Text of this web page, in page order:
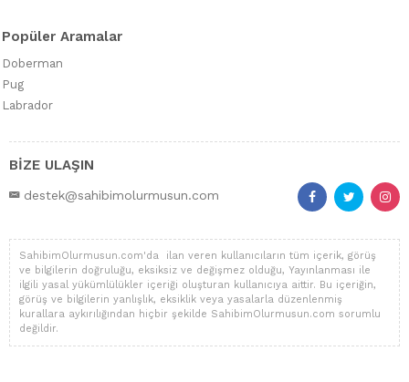
Popüler Aramalar
Doberman
Pug
Labrador
BİZE ULAŞIN
destek@sahibimolurmusun.com
SahibimOlurmusun.com'da ilan veren kullanıcıların tüm içerik, görüş
ve bilgilerin doğruluğu, eksiksiz ve değişmez olduğu, Yayınlanması ile
ilgili yasal yükümlülükler içeriği oluşturan kullanıcıya aittir. Bu içeriğin,
görüş ve bilgilerin yanlışlık, eksiklik veya yasalarla düzenlenmiş
kurallara aykırılığından hiçbir şekilde SahibimOlurmusun.com sorumlu
değildir.